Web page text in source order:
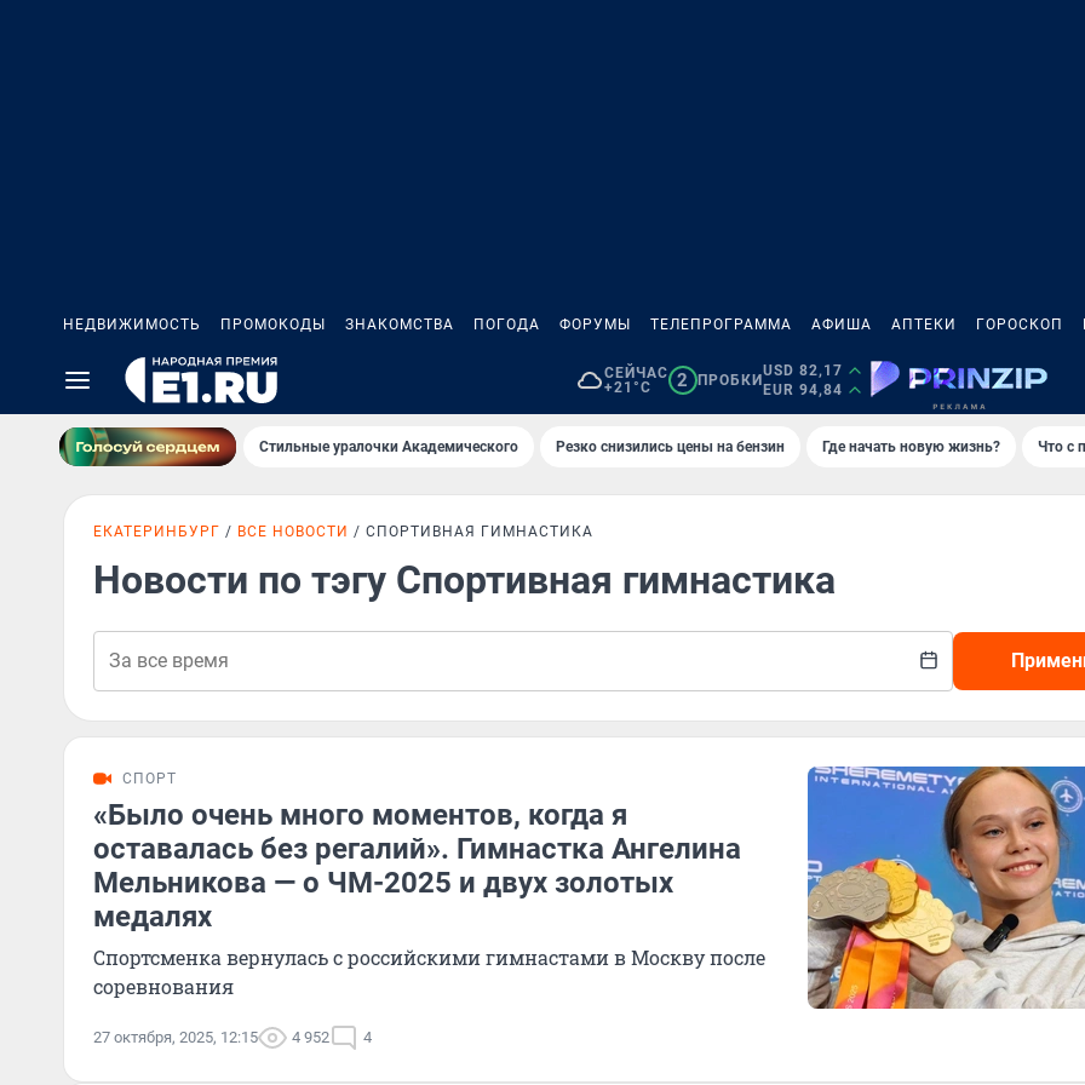
НЕДВИЖИМОСТЬ ПРОМОКОДЫ ЗНАКОМСТВА ПОГОДА ФОРУМЫ ТЕЛЕПРОГРАММА АФИША АПТЕКИ ГОРОСКОП
СЕЙЧАС
+21°C
2 ПРОБКИ
USD 82,17
EUR 94,84
Стильные уралочки Академического Резко снизились цены на бензин Где начать новую жизнь? Что с
ЕКАТЕРИНБУРГ ВСЕ НОВОСТИ СПОРТИВНАЯ ГИМНАСТИКА
Новости по тэгу Спортивная гимнастика
СПОРТ
«Было очень много моментов, когда я
оставалась без регалий». Гимнастка Ангелина
Мельникова — о ЧМ-2025 и двух золотых
медалях
Спортсменка вернулась с российскими гимнастами в Москву после
соревнования
27 октября, 2025, 12:15 4 952 4